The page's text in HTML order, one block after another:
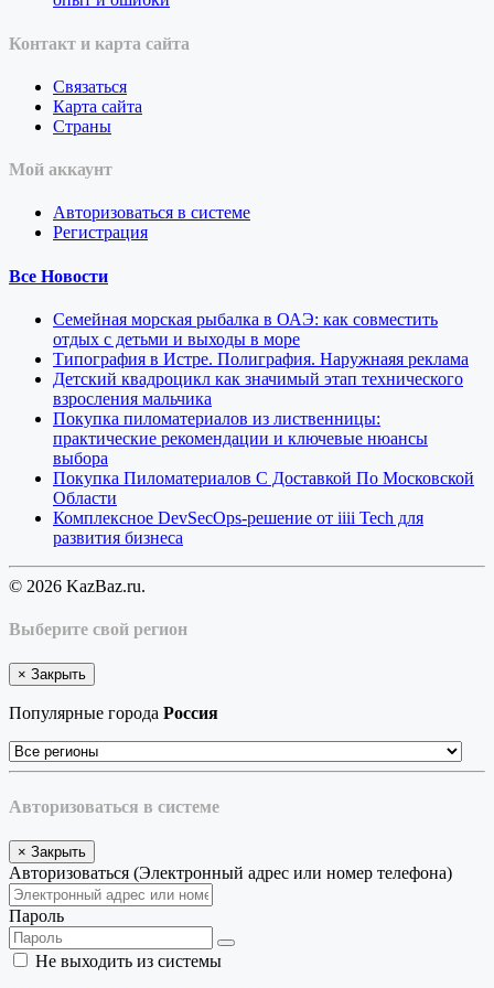
Контакт и карта сайта
Связаться
Карта сайта
Страны
Мой аккаунт
Авторизоваться в системе
Регистрация
Все Новости
Семейная морская рыбалка в ОАЭ: как совместить
отдых с детьми и выходы в море
Типография в Истре. Полиграфия. Наружнаяя реклама
Детский квадроцикл как значимый этап технического
взросления мальчика
Покупка пиломатериалов из лиственницы:
практические рекомендации и ключевые нюансы
выбора
Покупка Пиломатериалов С Доставкой По Московской
Области
Комплексное DevSecOps-решение от iiii Tech для
развития бизнеса
© 2026 KazBaz.ru.
Выберите свой регион
× Закрыть
Популярные города Россия
Авторизоваться в системе
× Закрыть
Авторизоваться (Электронный адрес или номер телефона)
Пароль
Не выходить из системы